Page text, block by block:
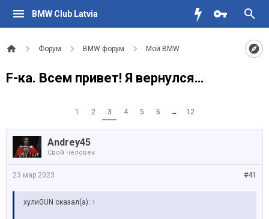
BMW Club Latvia
Форум BMW форум Мой BMW
F-ка. Всем привет! Я вернулся…
1 2 3 4 5 6 → 12
Andrey45
Свой человек
#41
23 мар 2023
хулиGUN сказал(а): ↑